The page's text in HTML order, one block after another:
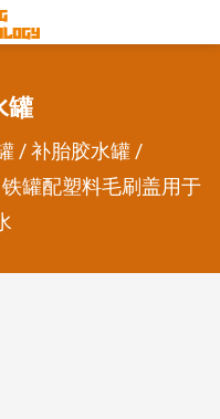
罐
/补胎胶水罐 /
罐配塑料毛刷盖用于